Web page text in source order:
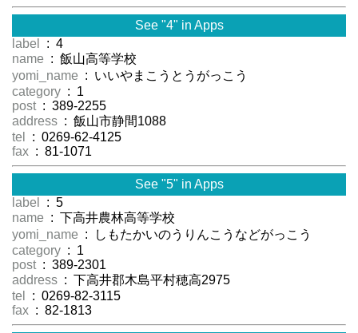
See "4" in Apps
label
: 4
name : 飯山高等学校
yomi_name : いいやまこうとうがっこう
category : 1
post : 389-2255
address : 飯山市静間1088
tel
: 0269-62-4125
fax : 81-1071
See "5" in Apps
label
: 5
name : 下高井農林高等学校
yomi_name : しもたかいのうりんこうなどがっこう
category : 1
post : 389-2301
address : 下高井郡木島平村穂高2975
tel
: 0269-82-3115
fax : 82-1813